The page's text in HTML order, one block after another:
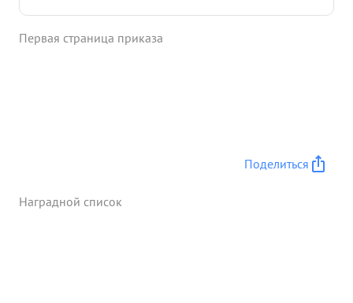
оставшу. юся часть батальона вывести из
Первая страница приказа
Поделиться
Наградной список